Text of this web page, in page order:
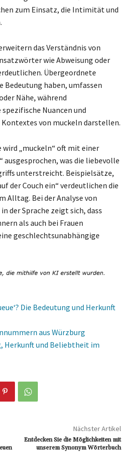
zum Einsatz, die Intimität und
das Verständnis von
wie Abweisung oder
Übergeordnete
Bedeutung haben, umfassen
Nähe, während
Nuancen und
Kontextes von muckeln darstellen.
wird „muckeln“ oft mit einer
ausgesprochen, was die liebevolle
unterstreicht. Beispielsätze,
der Couch ein“ verdeutlichen die
Alltag. Bei der Analyse von
der Sprache zeigt sich, dass
als auch bei Frauen
geschlechtsunabhängige
Die Bedeutung und Herkunft
aus Würzburg
Herkunft und Beliebtheit im
Nächster Artikel
Entdecken Sie die Möglichkeiten mit
unserem Synonym Wörterbuch